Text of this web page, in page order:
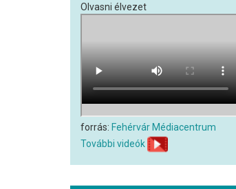
Olvasni élvezet
forrás: Fehérvár Médiacentrum
További videók